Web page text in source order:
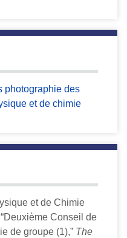
photographie des
et de chimie
et de Chimie
Conseil de
de groupe (1),” The